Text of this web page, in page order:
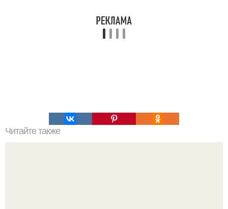
Читайте также